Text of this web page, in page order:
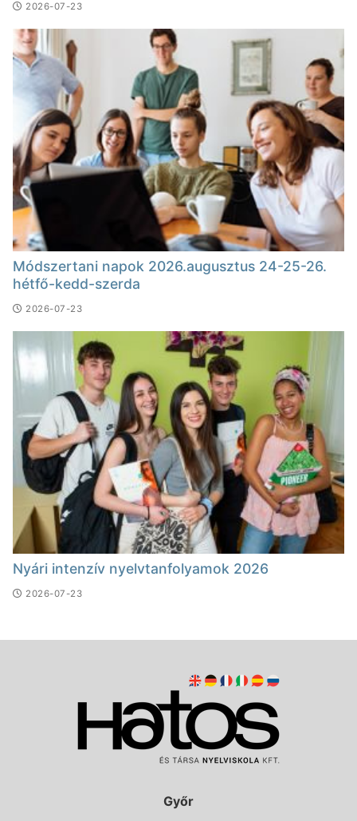
2026-07-23
Módszertani napok 2026.augusztus 24-25-26.
hétfő-kedd-szerda
2026-07-23
Nyári intenzív nyelvtanfolyamok 2026
2026-07-23
Győr